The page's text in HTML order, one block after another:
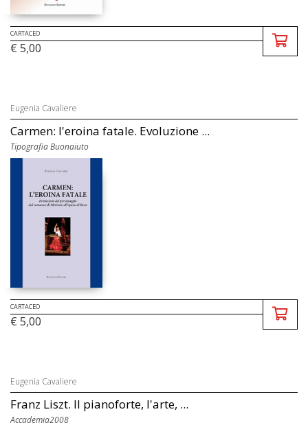
CARTACEO
€ 5,00
Eugenia Cavaliere
Carmen: l'eroina fatale. Evoluzione ...
Tipografia Buonaiuto
CARTACEO
€ 5,00
Eugenia Cavaliere
Franz Liszt. Il pianoforte, l'arte, ...
Accademia2008